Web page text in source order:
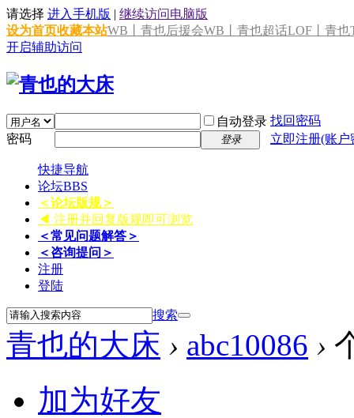
请选择 进入手机版 | 继续访问电脑版
设为首页收藏本站WB丨青也后援会WB丨青也超话LOF丨青也
开启辅助访问
自动登录 找回密码
密码
登录 立即注册(账
快捷导航
论坛BBS
＜论坛版规＞
◀ 注册并回复版规即可浏览
＜常见问题解答＞
＜咨询提问＞
注册
登陆
搜索
青也的大床 › abc10086 ›
加为好友